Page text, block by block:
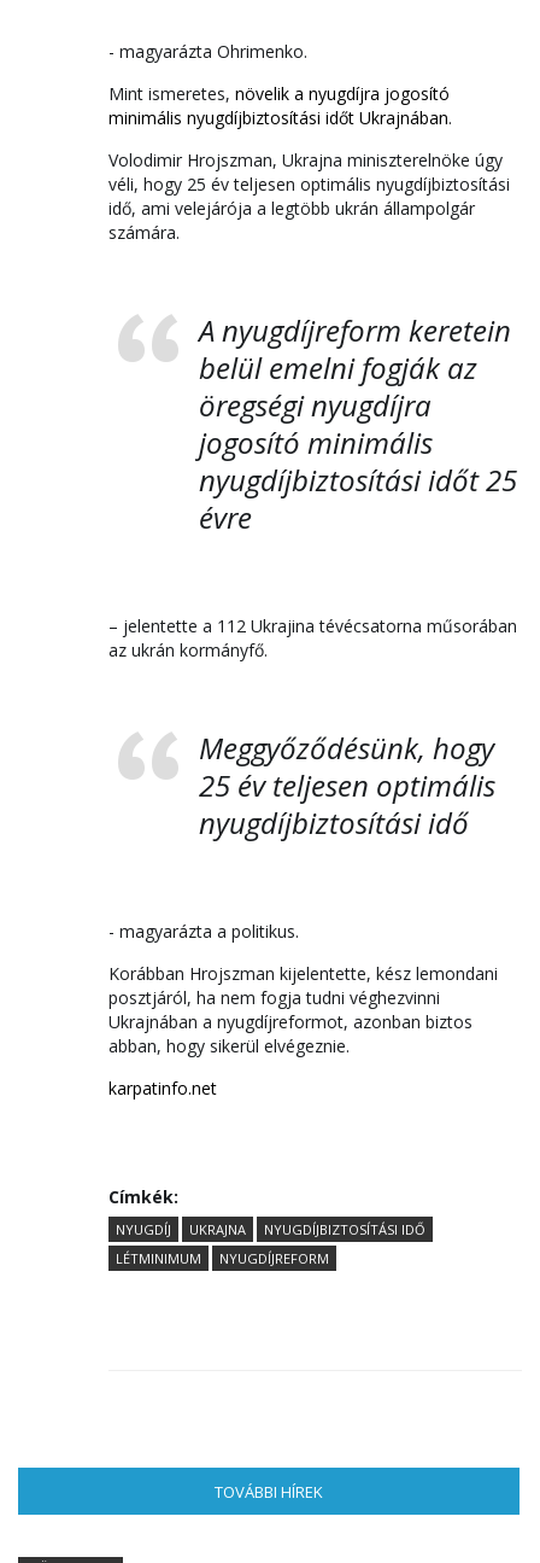
- magyarázta Ohrimenko.
Mint ismeretes, növelik a nyugdíjra jogosító
minimális nyugdíjbiztosítási időt Ukrajnában.
Volodimir Hrojszman, Ukrajna miniszterelnöke úgy
véli, hogy 25 év teljesen optimális nyugdíjbiztosítási
idő, ami velejárója a legtöbb ukrán állampolgár
számára.
A nyugdíjreform keretein
belül emelni fogják az
öregségi nyugdíjra
jogosító minimális
nyugdíjbiztosítási időt 25
évre
– jelentette a 112 Ukrajina tévécsatorna műsorában
az ukrán kormányfő.
Meggyőződésünk, hogy
25 év teljesen optimális
nyugdíjbiztosítási idő
- magyarázta a politikus.
Korábban Hrojszman kijelentette, kész lemondani
posztjáról, ha nem fogja tudni véghezvinni
Ukrajnában a nyugdíjreformot, azonban biztos
abban, hogy sikerül elvégeznie.
karpatinfo.net
Címkék:
NYUGDÍJ UKRAJNA
NYUGDÍJBIZTOSÍTÁSI IDŐ
LÉTMINIMUM
NYUGDÍJREFORM
TOVÁBBI HÍREK